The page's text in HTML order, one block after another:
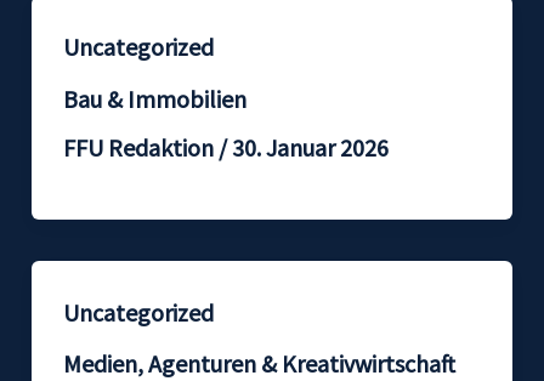
Uncategorized
Bau & Immobilien
FFU Redaktion /30. Januar 2026
Uncategorized
Medien, Agenturen & Kreativwirtschaft